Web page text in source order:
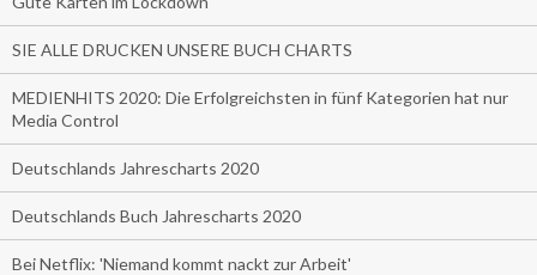
SIE ALLE DRUCKEN UNSERE BUCH CHARTS
MEDIENHITS 2020: Die Erfolgreichsten in fünf Kategorien hat nur
Media Control
Deutschlands Jahrescharts 2020
Deutschlands Buch Jahrescharts 2020
Bei Netflix: 'Niemand kommt nackt zur Arbeit'